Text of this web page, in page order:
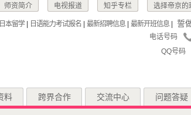
选择帝京的
知乎专栏
电视报道
师资简介
本留学 日语能力考试报名 最新招聘信息 最新开班信息 誓
电话号码
QQ号码
料 跨界合作 交流中心 问题答疑